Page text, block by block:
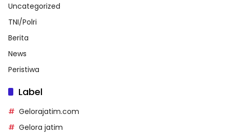
Uncategorized
TNI/Polri
Berita
News
Peristiwa
Label
Gelorajatim.com
Gelora jatim